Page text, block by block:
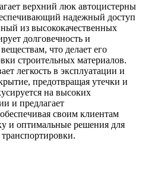
верхний люк автоцистерны
надежный доступ
из высококачественных
долговечность и
что делает его
строительных материалов.
легкость в эксплуатации и
предотвращая утечки и
на высоких
и предлагает
своим клиентам
и оптимальные решения для